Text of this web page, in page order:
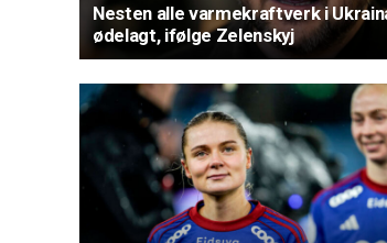
Nesten alle varmekraftverk i
ødelagt, ifølge Zelenskyj